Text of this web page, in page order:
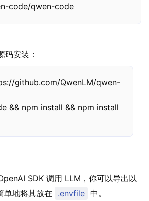
code/qwen-code
码安装：
github.com/QwenLM/qwen-
&& npm install && npm install
SDK 调用 LLM，你可以导出以
单地将其放在
.envfile 中。